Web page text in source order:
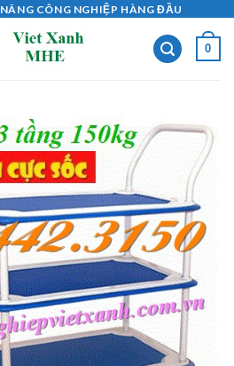
CÔNG NGHIỆP HÀNG ĐẦU
0